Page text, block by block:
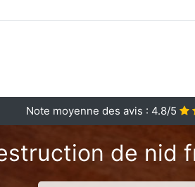
Note moyenne des avis : 4.8/5
de nid